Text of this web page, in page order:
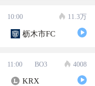
10:00 11.3万
枥木市FC
11:00 BO3 4008
KRX